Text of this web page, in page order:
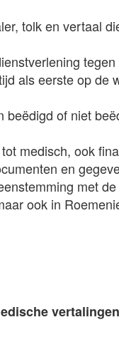
tolk en vertaal
als eerste op de
of niet
medisch, ook
en
met
ook in
vertalingen